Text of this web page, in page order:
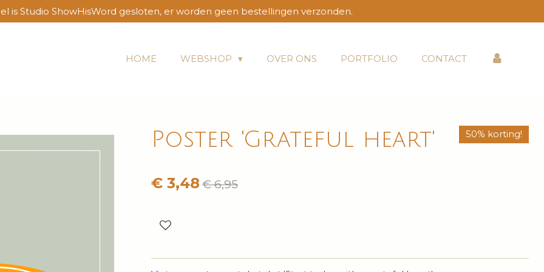
is Studio ShowHisWord gesloten, er worden geen bestellingen verzonden.
HOME WEBSHOP OVER ONS PORTFOLIO CONTACT
Poster 'Grateful heart' 50% korting!
€ 3,48 € 6,95